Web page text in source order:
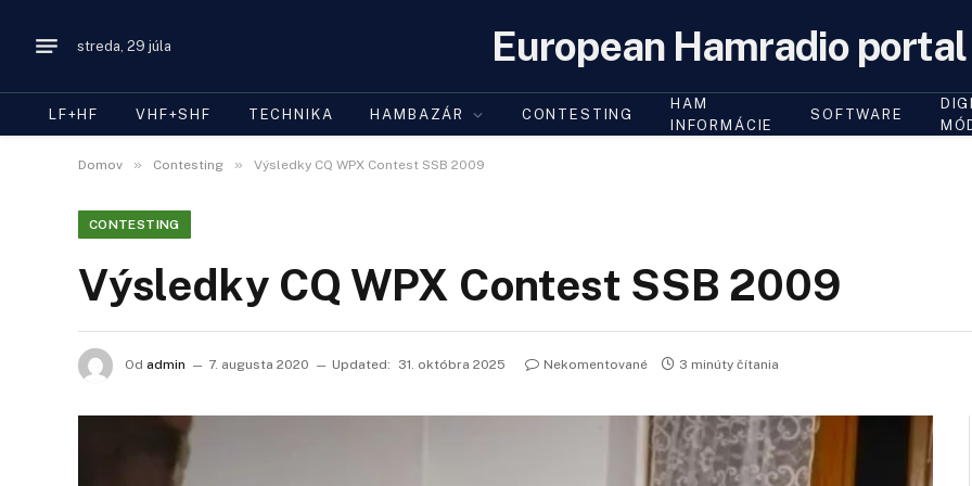
streda, 29 júla European Hamradio portal
LF+HF VHF+SHF TECHNIKA HAMBAZÁR CONTESTING
HAM
INFORMÁCIE
SOFTWARE
Domov » Contesting » Výsledky CQ WPX Contest SSB 2009
CONTESTING
Výsledky CQ WPX Contest SSB 2009
Od admin 7. augusta 2020 Updated: 31. októbra 2025 Nekomentované 3 minúty čítania